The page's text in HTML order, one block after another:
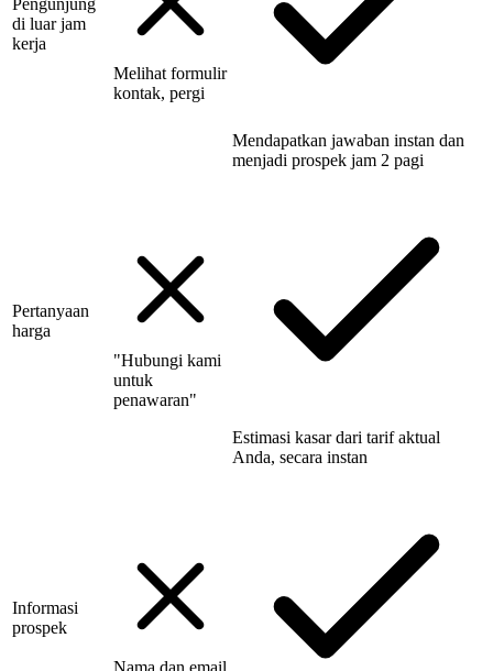
di luar jam
kerja
Melihat formulir
kontak, pergi
Mendapatkan jawaban instan dan
menjadi prospek jam 2 pagi
Pertanyaan
harga
"Hubungi kami
untuk
penawaran"
Estimasi kasar dari tarif aktual
Anda, secara instan
Informasi
prospek
Nama dan email